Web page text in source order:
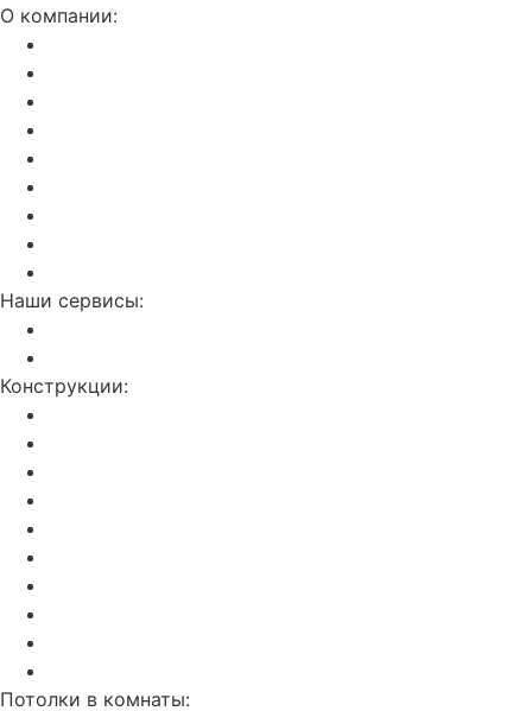
О компании:
Наши сервисы:
Конструкции:
Потолки в комнаты: